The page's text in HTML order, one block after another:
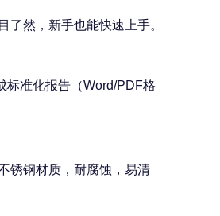
然，新手也能快速上手。
标准化报告（Word/PDF格
锈钢材质，耐腐蚀，易清